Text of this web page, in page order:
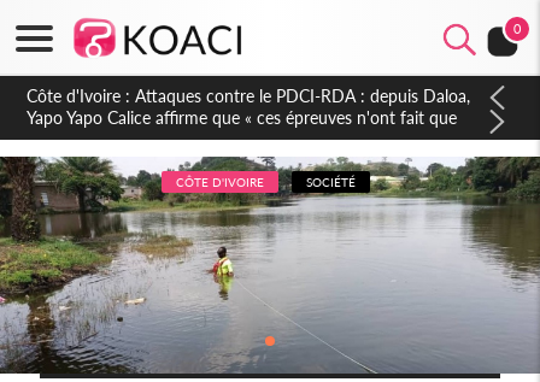
0
Côte d'Ivoire : Le Colonel-Major Fofié Kouakou est décédé,
l'armée perd une figure de la 2e Région militaire
CÔTE D'IVOIRE SOCIÉTÉ